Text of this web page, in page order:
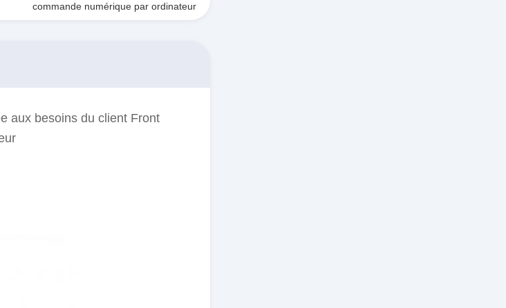
commande numérique par ordinateur
aux besoins du client Front